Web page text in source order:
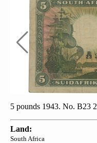
5 pounds 1943. No. B23
Land:
South Africa